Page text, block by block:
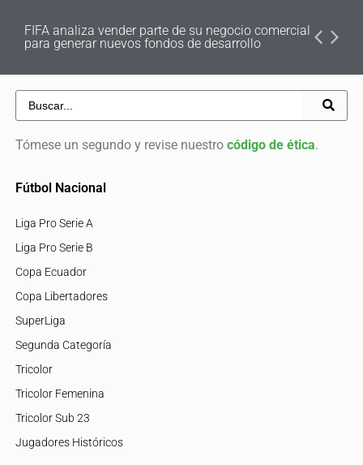
FIFA analiza vender parte de su negocio comercial
para generar nuevos fondos de desarrollo
Tómese un segundo y revise nuestro código de ética.
Fútbol Nacional
Liga Pro Serie A
Liga Pro Serie B
Copa Ecuador
Copa Libertadores
SuperLiga
Segunda Categoría
Tricolor
Tricolor Femenina
Tricolor Sub 23
Jugadores Históricos